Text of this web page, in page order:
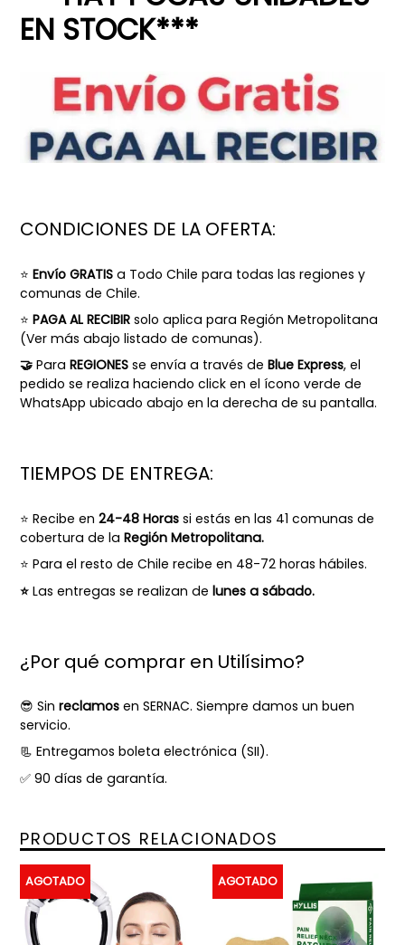
EN STOCK***
CONDICIONES DE LA OFERTA:
⭐ Envío GRATIS a Todo Chile para todas las regiones y
comunas de Chile.
⭐ PAGA AL RECIBIR solo aplica para Región Metropolitana
(Ver más abajo listado de comunas).
🤝 Para REGIONES se envía a través de Blue Express, el
pedido se realiza haciendo click en el ícono verde de
WhatsApp ubicado abajo en la derecha de su pantalla.
TIEMPOS DE ENTREGA:
⭐ Recibe en 24-48 Horas si estás en las 41 comunas de
cobertura de la Región Metropolitana.
⭐ Para el resto de Chile recibe en 48-72 horas hábiles.
⭐ Las entregas se realizan de lunes a sábado.
¿Por qué comprar en Utilísimo?
😎 Sin reclamos en SERNAC. Siempre damos un buen
servicio.
📃 Entregamos boleta electrónica (SII).
✅ 90 días de garantía.
PRODUCTOS RELACIONADOS
AGOTADO AGOTADO